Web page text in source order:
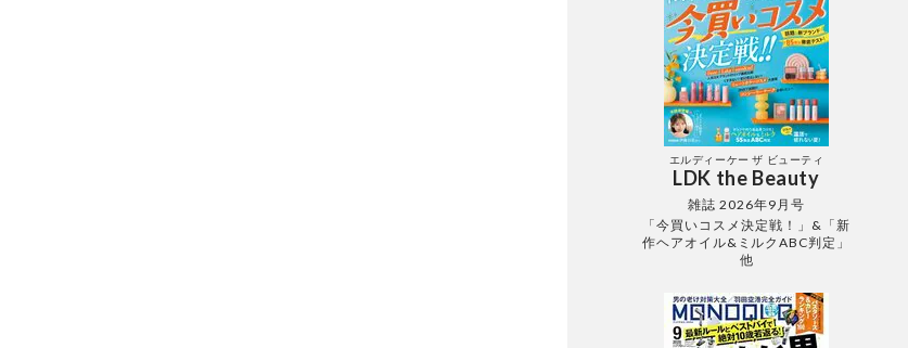
エルディーケー ザ ビューティ
LDK the Beauty
雑誌 2026年9月号
「今買いコスメ決定戦！」&「新
作ヘアオイル&ミルクABC判定」
他